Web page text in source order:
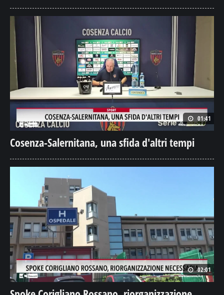
01:41
Cosenza-Salernitana, una sfida d'altri tempi
02:01